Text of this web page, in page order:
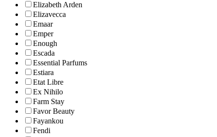
Elizabeth Arden
Elizavecca
Emaar
Emper
Enough
Escada
Essential Parfums
Estiara
Etat Libre
Ex Nihilo
Farm Stay
Favor Beauty
Fayankou
Fendi